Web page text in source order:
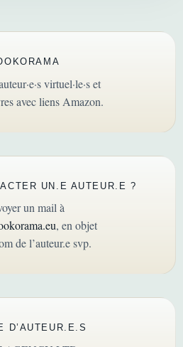
virtuel·le·s et
avec liens Amazon.
UN.E AUTEUR.E ?
un mail à
, en objet
de l’auteur.e svp.
D’AUTEUR.E.S